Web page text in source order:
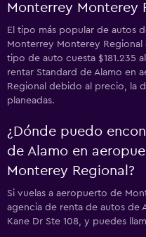
Monterrey Monterey
El tipo más popular de autos
Monterrey Monterey
tipo de auto cuesta $181.235
rentar Standard de Alamo en
Regional debido al precio, la
planeadas.
¿Dónde puedo
de Alamo en
Monterey Regional?
Si vuelas a aeropuerto de
agencia de renta de autos de
Kane Dr Ste 108, y puedes